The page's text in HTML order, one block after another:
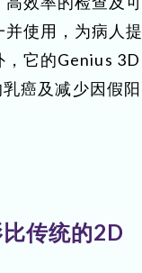
使用，为病人
它的Genius 3D
癌及减少因假阳
传统的2D